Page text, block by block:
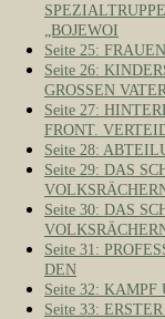
„BOJEWOI
Seite 25:
Seite 26:
GROSSEN
Seite 27:
FRONT.
Seite 28:
Seite 29: DAS
Seite 30: DAS
Seite 31:
DEN
Seite 32: KAMPF
Seite 33: